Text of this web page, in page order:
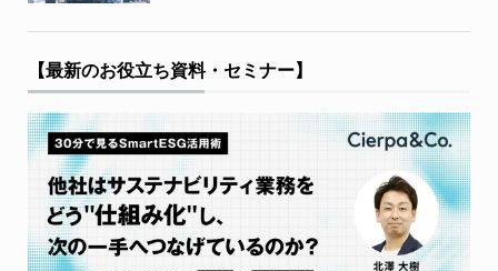
【最新のお役立ち資料・セミナー】